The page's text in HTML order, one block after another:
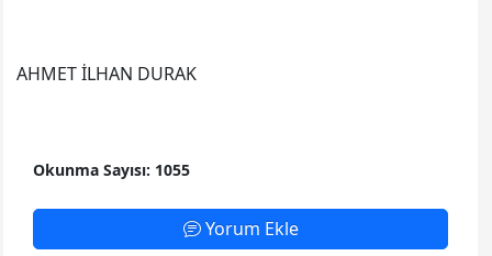
AHMET İLHAN DURAK
Okunma Sayısı: 1055
Yorum Ekle